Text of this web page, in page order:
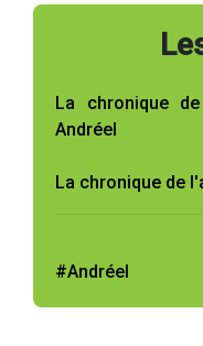
La chronique
Andréel
La chronique de
#Andréel